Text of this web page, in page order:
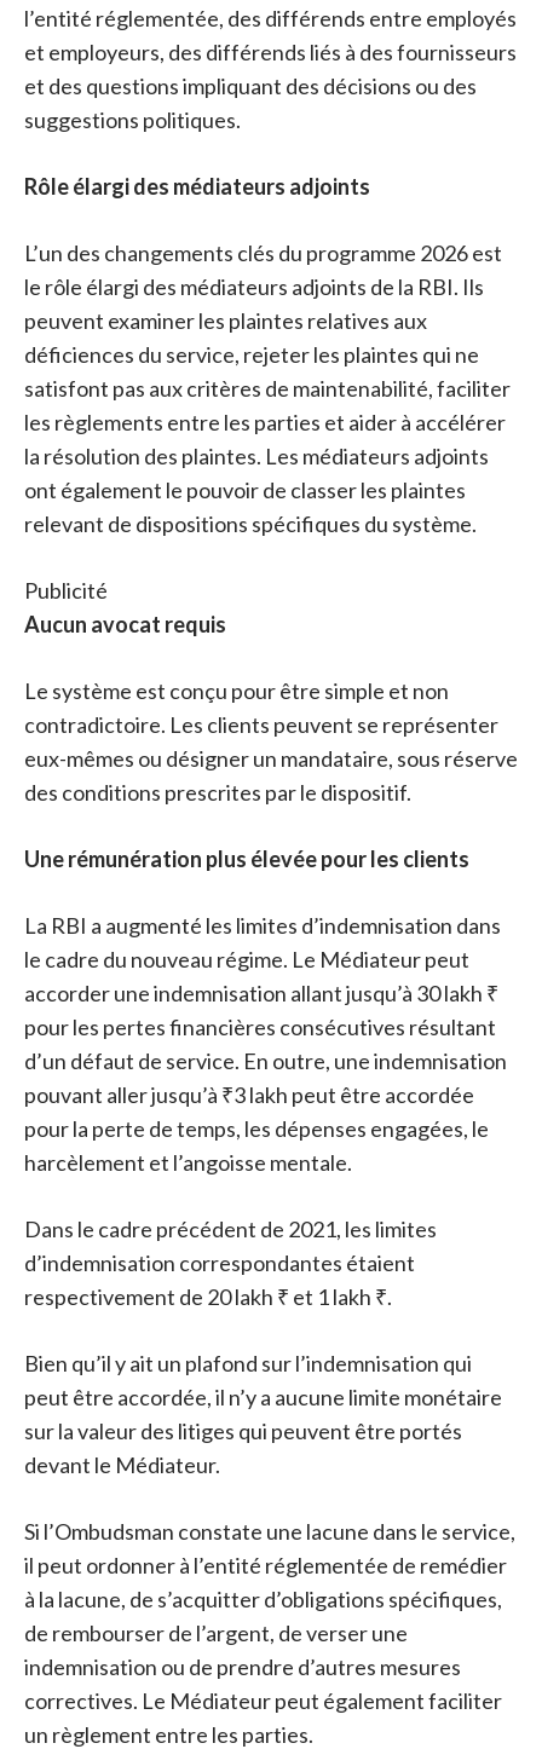
l’entité réglementée, des différends entre employés
et employeurs, des différends liés à des fournisseurs
et des questions impliquant des décisions ou des
suggestions politiques.
Rôle élargi des médiateurs adjoints
L’un des changements clés du programme 2026 est
le rôle élargi des médiateurs adjoints de la RBI. Ils
peuvent examiner les plaintes relatives aux
déficiences du service, rejeter les plaintes qui ne
satisfont pas aux critères de maintenabilité, faciliter
les règlements entre les parties et aider à accélérer
la résolution des plaintes. Les médiateurs adjoints
ont également le pouvoir de classer les plaintes
relevant de dispositions spécifiques du système.
Publicité
Aucun avocat requis
Le système est conçu pour être simple et non
contradictoire. Les clients peuvent se représenter
eux-mêmes ou désigner un mandataire, sous réserve
des conditions prescrites par le dispositif.
Une rémunération plus élevée pour les clients
La RBI a augmenté les limites d’indemnisation dans
le cadre du nouveau régime. Le Médiateur peut
accorder une indemnisation allant jusqu’à 30 lakh ₹
pour les pertes financières consécutives résultant
d’un défaut de service. En outre, une indemnisation
pouvant aller jusqu’à ₹3 lakh peut être accordée
pour la perte de temps, les dépenses engagées, le
harcèlement et l’angoisse mentale.
Dans le cadre précédent de 2021, les limites
d’indemnisation correspondantes étaient
respectivement de 20 lakh ₹ et 1 lakh ₹.
Bien qu’il y ait un plafond sur l’indemnisation qui
peut être accordée, il n’y a aucune limite monétaire
sur la valeur des litiges qui peuvent être portés
devant le Médiateur.
Si l’Ombudsman constate une lacune dans le service,
il peut ordonner à l’entité réglementée de remédier
à la lacune, de s’acquitter d’obligations spécifiques,
de rembourser de l’argent, de verser une
indemnisation ou de prendre d’autres mesures
correctives. Le Médiateur peut également faciliter
un règlement entre les parties.